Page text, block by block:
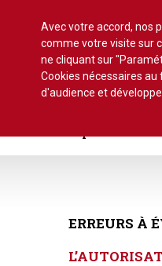
Actu.
ERREURS À
Avec votre accord, nos
comme votre visite sur
ne cliquant sur
Cookies nécessaires
d'audience et